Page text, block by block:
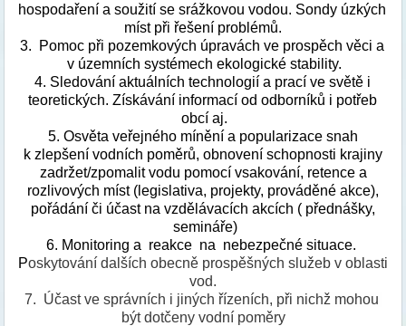
hospodaření a soužití se srážkovou vodou. Sondy úzkých
míst při řešení problémů.
3.  Pomoc při pozemkových úpravách ve prospěch věci a
v územních systémech ekologické stability.
4. Sledování aktuálních technologií a prací ve světě i
teoretických. Získávání informací od odborníků i potřeb
obcí aj.
5. Osvěta veřejného mínění a popularizace snah
k zlepšení vodních poměrů, obnovení schopnosti krajiny
zadržet/zpomalit vodu pomocí vsakování, retence a
rozlivových míst (legislativa, projekty, prováděné akce),
pořádání či účast na vzdělávacích akcích ( přednášky,
semináře)
6. Monitoring a  reakce  na  nebezpečné situace.
Poskytování dalších obecně prospěšných služeb v oblasti
vod.
7.  Účast ve správních i jiných řízeních, při nichž mohou
být dotčeny vodní poměry